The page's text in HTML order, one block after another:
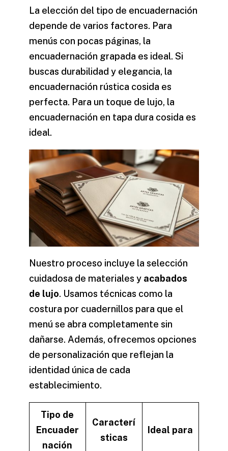
La elección del tipo de encuadernación
depende de varios factores. Para
menús con pocas páginas, la
encuadernación grapada es ideal. Si
buscas durabilidad y elegancia, la
encuadernación rústica cosida es
perfecta. Para un toque de lujo, la
encuadernación en tapa dura cosida es
ideal.
Nuestro proceso incluye la selección
cuidadosa de materiales y acabados
de lujo. Usamos técnicas como la
costura por cuadernillos para que el
menú se abra completamente sin
dañarse. Además, ofrecemos opciones
de personalización que reflejan la
identidad única de cada
establecimiento.
Tipo de
Encuader
nación
Caracterí
sticas
Ideal para